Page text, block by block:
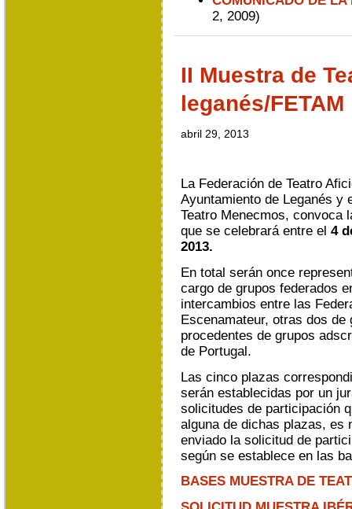
2, 2009)
II Muestra de
leganés/FETAM
abril 29, 2013
La Federación de Teatro
Ayuntamiento de Leganés y
Teatro Menecmos, convoca
que se celebrará entre el 4
2013.
En total serán once
cargo de grupos federados
intercambios entre las
Escenamateur, otras dos
procedentes de grupos
de Portugal.
Las cinco plazas
serán establecidas por un
solicitudes de participación
alguna de dichas plazas, es
enviado la solicitud de
según se establece en las
BASES MUESTRA DE